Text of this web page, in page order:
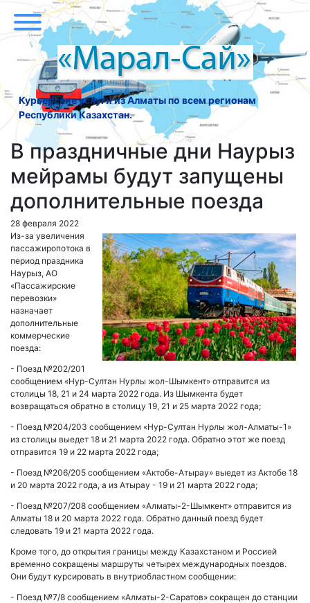
Курьерские услуги из Алматы по всем регионам
Республики Казахстан.
В праздничные дни Наурыз
мейрамы будут запущены
дополнительные поезда
28 февраля 2022
Из-за увеличения
пассажиропотока в
период праздника
Наурыз, АО
«Пассажирские
перевозки»
назначает
дополнительные
коммерческие
поезда:
- Поезд №202/201
сообщением «Нур-Султан Нурлы жол-Шымкент» отправится из
столицы 18, 21 и 24 марта 2022 года. Из Шымкента будет
возвращаться обратно в столицу 19, 21 и 25 марта 2022 года;
- Поезд №204/203 сообщением «Нур-Султан Нурлы жол-Алматы-1»
из столицы выедет 18 и 21 марта 2022 года. Обратно этот же поезд
отправится 19 и 22 марта 2022 года;
- Поезд №206/205 сообщением «Актобе-Атырау» выедет из Актобе 18
и 20 марта 2022 года, а из Атырау - 19 и 21 марта 2022 года;
- Поезд №207/208 сообщением «Алматы-2-Шымкент» отправится из
Алматы 18 и 20 марта 2022 года. Обратно данный поезд будет
следовать 19 и 21 марта 2022 года.
Кроме того, до открытия границы между Казахстаном и Россией
временно сокращены маршруты четырех международных поездов.
Они будут курсировать в внутриобластном сообщении:
- Поезд №7/8 сообщением «Алматы-2-Саратов» сокращен до станции